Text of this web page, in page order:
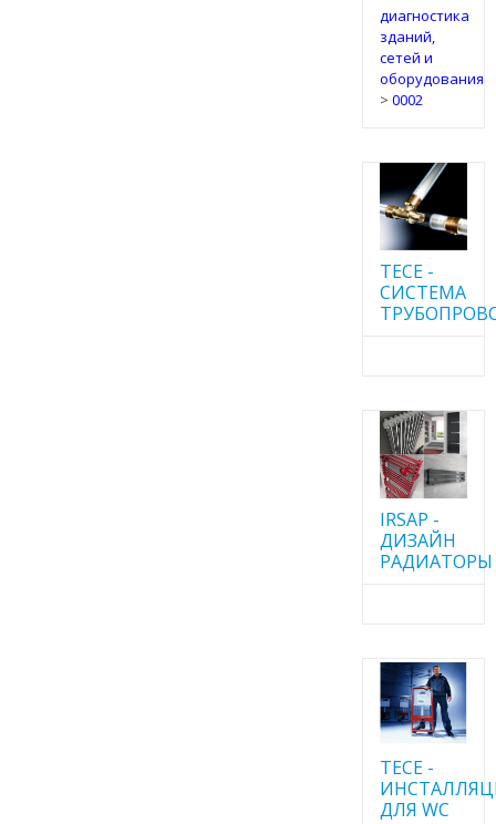
диагностика
зданий,
сетей и
оборудования
> 0002
TECE -
CИСТЕМА
IRSAP -
ДИЗАЙН
РАДИАТОРЫ
TECE -
ДЛЯ WC